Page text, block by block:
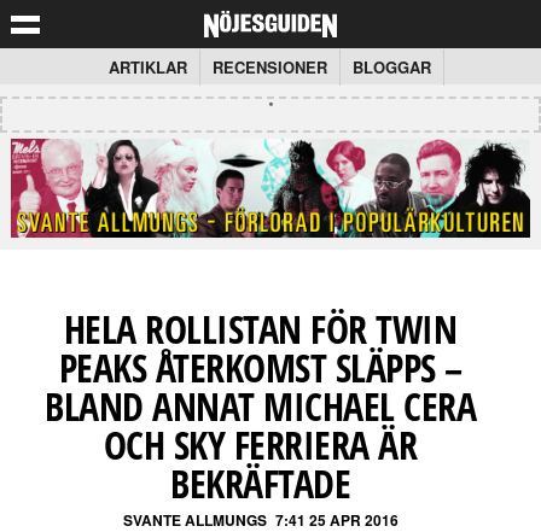
ARTIKLAR RECENSIONER BLOGGAR
HELA ROLLISTAN FÖR TWIN
PEAKS ÅTERKOMST SLÄPPS –
BLAND ANNAT MICHAEL CERA
OCH SKY FERRIERA ÄR
BEKRÄFTADE
SVANTE ALLMUNGS 7:41 25 APR 2016